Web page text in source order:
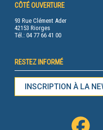
RESTEZ INFORMÉ
CÔTÉ OUVERTURE
93 Rue Clément Ader
42153 Riorges
Tél.: 04 77 66 41 00
INSCRIPTION À LA